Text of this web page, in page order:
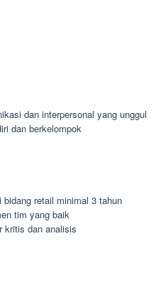
dan interpersonal yang unggul
dan berkelompok
retail minimal 3 tahun
tim yang baik
kritis dan analisis